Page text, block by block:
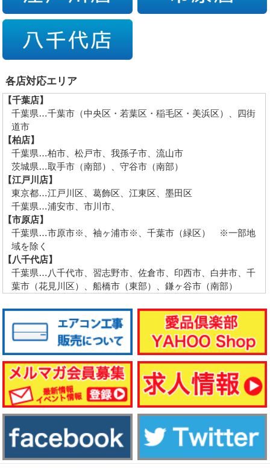
各店対応エリア
【千葉店】
千葉県…千葉市（中央区・若葉区・稲毛区・美浜区）、四街
道市
【柏店】
千葉県…柏市、松戸市、我孫子市、流山市
茨城県…取手市（南部）、守谷市（南部）
【江戸川店】
東京都…江戸川区、葛飾区、江東区、墨田区
千葉県…浦安市、市川市、
【市原店】
千葉県…市原市※、袖ヶ浦市※、千葉市（緑区） ※一部地
域を除く
【八千代店】
千葉県…八千代市、習志野市、佐倉市、印西市、白井市、千
葉市（花見川区）、船橋市（東部）、鎌ヶ谷市（南部）